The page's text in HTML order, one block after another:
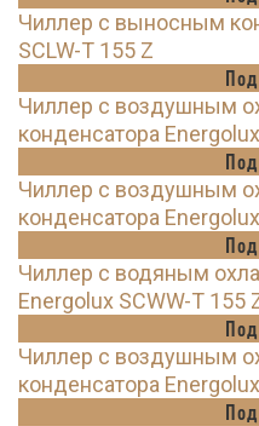
Чиллер с выносным
SCLW-T 155 Z
Чиллер с воздушным
конденсатора
Чиллер с воздушным
конденсатора
Чиллер с водяным
Energolux SCWW-T 155
Чиллер с воздушным
конденсатора